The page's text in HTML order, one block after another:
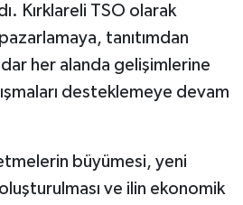
Kırklareli TSO olarak
tanıtımdan
her alanda gelişimlerine
desteklemeye devam
büyümesi, yeni
ve ilin ekonomik